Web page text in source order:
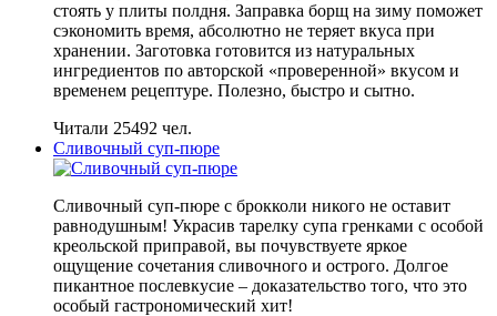
стоять у плиты полдня. Заправка борщ на зиму поможет
сэкономить время, абсолютно не теряет вкуса при
хранении. Заготовка готовится из натуральных
ингредиентов по авторской «проверенной» вкусом и
временем рецептуре. Полезно, быстро и сытно.
Читали 25492 чел.
Сливочный суп-пюре
Сливочный суп-пюре с брокколи никого не оставит
равнодушным! Украсив тарелку супа гренками с особой
креольской приправой, вы почувствуете яркое
ощущение сочетания сливочного и острого. Долгое
пикантное послевкусие – доказательство того, что это
особый гастрономический хит!